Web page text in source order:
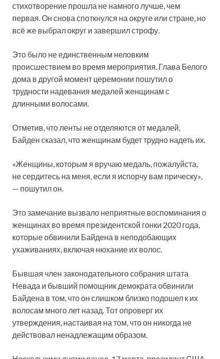
стихотворение прошла не намного лучше, чем
первая. Он снова споткнулся на округе или стране, но
всё же выбрал округ и завершил строфу.
Это было не единственным неловким
происшествием во время мероприятия. Глава Белого
дома в другой момент церемонии пошутил о
трудности надевания медалей женщинам с
длинными волосами.
Отметив, что ленты не отделяются от медалей,
Байден сказал, что женщинам будет трудно надеть их.
«Женщины, которым я вручаю медаль, пожалуйста,
не сердитесь на меня, если я испорчу вам прическу»,
— пошутил он.
Это замечание вызвало неприятные воспоминания о
женщинах во время президентской гонки 2020 года,
которые обвинили Байдена в неподобающих
ухаживаниях, включая нюхание их волос.
Бывшая член законодательного собрания штата
Невада и бывший помощник демократа обвинили
Байдена в том, что он слишком близко подошел к их
волосам много лет назад. Тот опроверг их
утверждения, настаивая на том, что он никогда не
действовал ненадлежащим образом.